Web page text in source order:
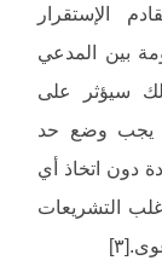
الإستقرار
بين المدعي
سيؤثر على
يجب وضع حد
دون اتخاذ أي
التشريعات